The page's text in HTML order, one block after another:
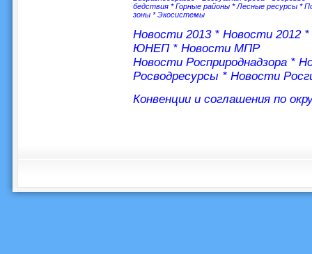
бедствия *Горные районы *Лесные ресурсы *
зоны *Экосистемы
Новости 2013* Новости 2012*
ЮНЕП* Новости МПР
Новости Росприроднадзора*
Росводресурсы * Новости
Конвенции и соглашения по